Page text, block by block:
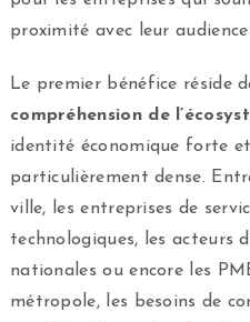
proximité avec leur
Le premier bénéfice réside
compréhension de
identité économique forte
particulièrement dense.
ville, les entreprises de
technologiques, les acteurs
nationales ou encore les
métropole, les besoins de